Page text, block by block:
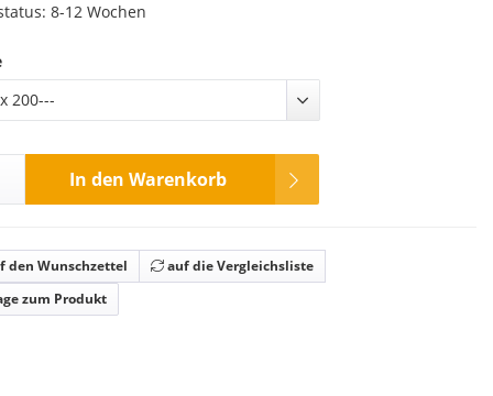
8-12 Wochen
200---
In den Warenkorb
den Wunschzettel
auf die Vergleichsliste
zum Produkt